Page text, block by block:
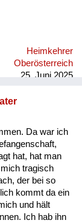
eine
Heimkehrer
Oberösterreich
25. Juni 2025
Da war ich
hat, hat man
tragisch
der bei so
kommt da ein
und hält
Ich hab ihn